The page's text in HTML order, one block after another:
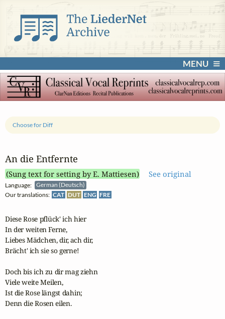
MENU
An die Entfernte
(Sung text for setting by E. Mattiesen) See original
Language:
German (Deutsch)
Our translations: CAT DUT ENG FRE
Choose for Diff
Diese Rose pflück' ich hier
In der weiten Ferne,
Liebes Mädchen, dir, ach dir,
Brächt' ich sie so gerne!
Doch bis ich zu dir mag ziehn
Viele weite Meilen,
Ist die Rose längst dahin;
Denn die Rosen eilen.